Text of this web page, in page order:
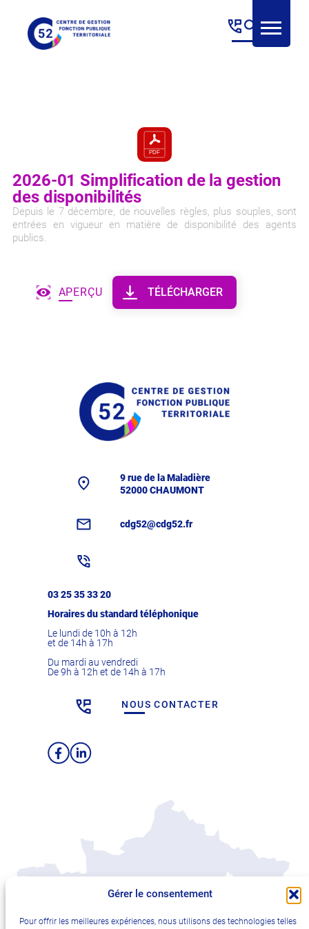
Gérer le consentement
Pour offrir les meilleures expériences, nous utilisons des technologies telles
2026-01 Simplification de la gestion
des disponibilités
Depuis le 7 décembre, de nouvelles règles, plus souples, sont
entrées en vigueur en matière de disponibilité des agents
publics.
TÉLÉCHARGER
APERÇU
9 rue de la Maladière
52000 CHAUMONT
cdg52@cdg52.fr
03 25 35 33 20
Horaires du standard téléphonique
Le lundi de 10h à 12h
et de 14h à 17h
Du mardi au vendredi
De 9h à 12h et de 14h à 17h
NOUS CONTACTER
Facebook
LinkedIn